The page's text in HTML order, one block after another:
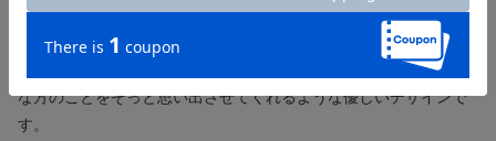
盆棚を賑やかに彩ってくれる明るいデザイン
お盆飾りをさらに賑やかに明るく演出してくれる提灯です。大切
な方のことをそっと思い出させてくれるような優しいデザインで
す。